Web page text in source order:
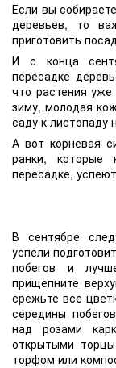
Если вы
деревьев, то
приготовить
И с конца
пересадке
что растения
зиму, молодая
саду к листопаду
А вот корневая
ранки, которые
пересадке,
В сентябре
успели
побегов и
прищепните
срежьте все
середины
над розами
открытыми
торфом или